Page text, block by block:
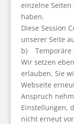
einzelne
haben.
Diese Session
unserer Seite
b) Temporäre
Wir setzen
erlauben, Sie
Webseite
Anspruch
Einstellungen,
nicht erneut